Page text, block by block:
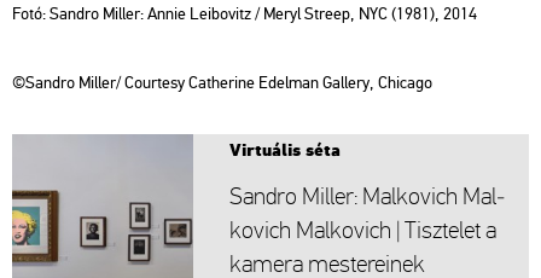
Fotó: Sand­ro Mil­ler: Annie Le­i­bo­vitz / Meryl Stre­ep, NYC (1981), 2014
©Sand­ro Mil­ler/ Co­ur­tesy Cat­he­ri­ne Ed­el­man Gal­lery, Chi­ca­go
Vir­tu­á­lis séta
Sand­ro Mil­ler: Mal­ko­vich Mal­
ko­vich Mal­ko­vich | Tisz­te­let a
ka­me­ra mes­te­re­i­nek